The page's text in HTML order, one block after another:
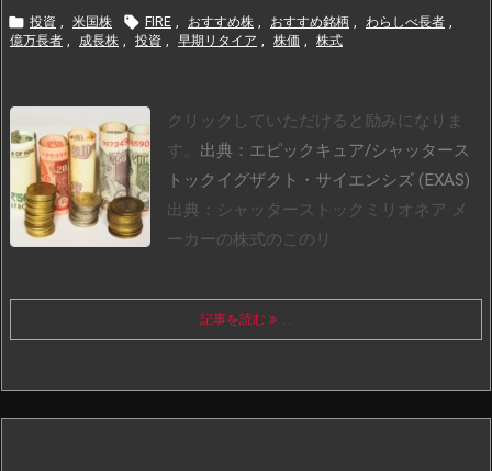
 投資 , 米国株  FIRE , おすすめ株 , おすすめ銘柄 , わらしべ長者 ,
億万長者 , 成長株 , 投資 , 早期リタイア , 株価 , 株式
クリックしていただけると励みになりま
す。 出典：エピックキュア/シャッタース
トックイグザクト・サイエンシズ (EXAS)
出典：シャッターストック ミリオネア メ
ーカーの株式のこのリ
記事を読む ...